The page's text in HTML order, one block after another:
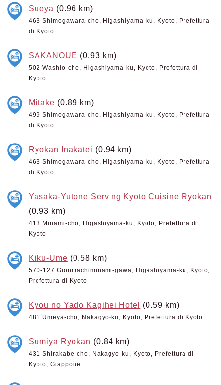
Sueya (0.96 km)
463 Shimogawara-cho, Higashiyama-ku, Kyoto, Prefettura
di Kyoto
SAKANOUE (0.93 km)
502 Washio-cho, Higashiyama-ku, Kyoto, Prefettura di
Kyoto
Mitake (0.89 km)
499 Shimogawara-cho, Higashiyama-ku, Kyoto, Prefettura
di Kyoto
Ryokan Inakatei (0.94 km)
463 Shimogawara-cho, Higashiyama-ku, Kyoto, Prefettura
di Kyoto
Yasaka-Yutone Serving Kyoto Cuisine Ryokan
(0.93 km)
413 Minami-cho, Higashiyama-ku, Kyoto, Prefettura di
Kyoto
Kiku-Ume (0.58 km)
570-127 Gionmachiminami-gawa, Higashiyama-ku, Kyoto,
Prefettura di Kyoto
Kyou no Yado Kagihei Hotel (0.59 km)
481 Umeya-cho, Nakagyo-ku, Kyoto, Prefettura di Kyoto
Sumiya Ryokan (0.84 km)
431 Shirakabe-cho, Nakagyo-ku, Kyoto, Prefettura di
Kyoto, Giappone